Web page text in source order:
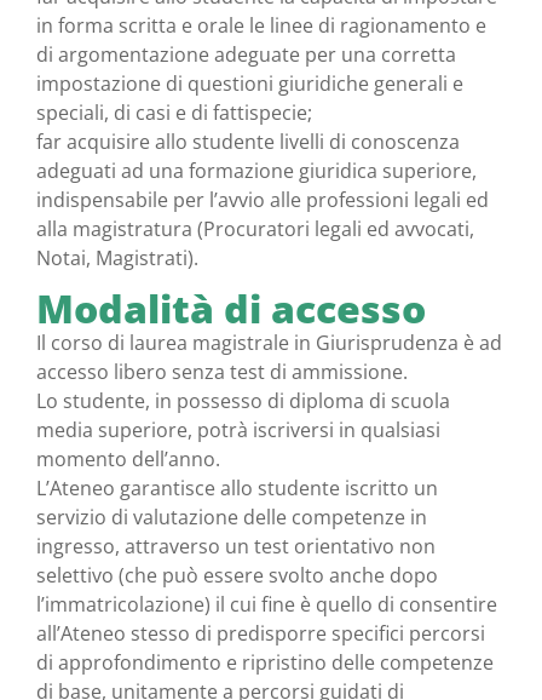
in forma scritta e orale le linee di ragionamento e
di argomentazione adeguate per una corretta
impostazione di questioni giuridiche generali e
speciali, di casi e di fattispecie;
far acquisire allo studente livelli di conoscenza
adeguati ad una formazione giuridica superiore,
indispensabile per l’avvio alle professioni legali ed
alla magistratura (Procuratori legali ed avvocati,
Notai, Magistrati).
Modalità di accesso
Il corso di laurea magistrale in Giurisprudenza è ad
accesso libero senza test di ammissione.
Lo studente, in possesso di diploma di scuola
media superiore, potrà iscriversi in qualsiasi
momento dell’anno.
L’Ateneo garantisce allo studente iscritto un
servizio di valutazione delle competenze in
ingresso, attraverso un test orientativo non
selettivo (che può essere svolto anche dopo
l’immatricolazione) il cui fine è quello di consentire
all’Ateneo stesso di predisporre specifici percorsi
di approfondimento e ripristino delle competenze
di base, unitamente a percorsi guidati di